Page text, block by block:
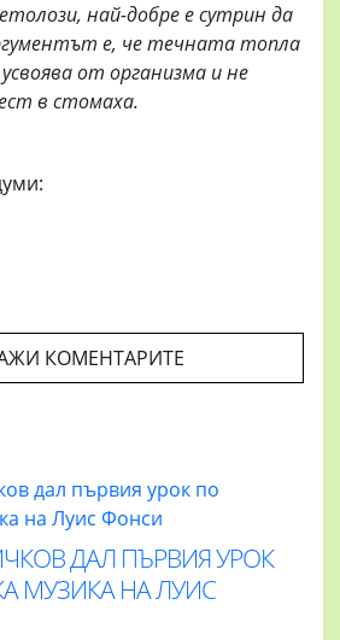
най-добре е сутрин да
е, че течната топла
от организма и не
в стомаха.
КОМЕНТАРИТЕ
ДАЛ ПЪРВИЯ УРОК
МУЗИКА НА ЛУИС